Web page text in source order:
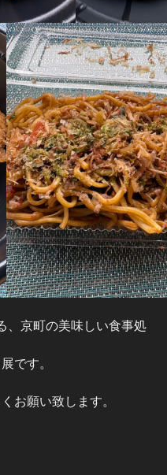
、京町の美味しい食事処
です。
お願い致します。